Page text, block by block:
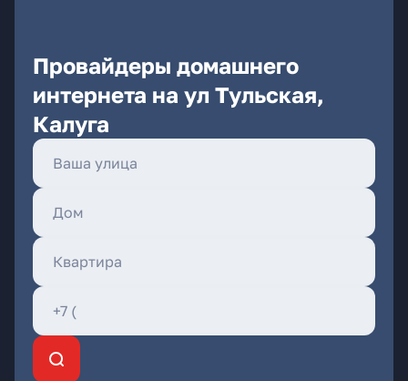
Провайдеры домашнего
интернета на ул Тульская,
Калуга